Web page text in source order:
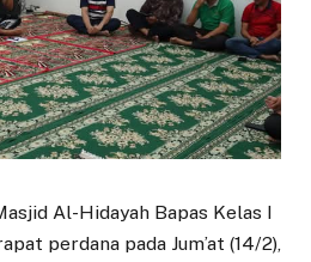
Al-Hidayah Bapas Kelas I
perdana pada Jum’at (14/2),